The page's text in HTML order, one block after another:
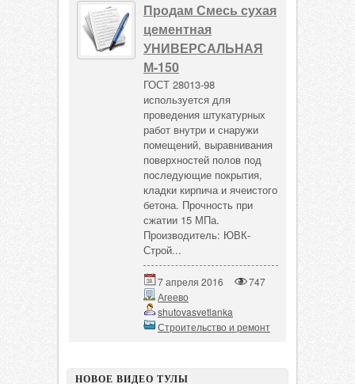
Продам Смесь сухая
цементная
УНИВЕРСАЛЬНАЯ
М-150
ГОСТ 28013-98
используется для
проведения штукатурных
работ внутри и снаружи
помещений, выравнивания
поверхностей полов под
последующие покрытия,
кладки кирпича и ячеистого
бетона. Прочность при
сжатии 15 МПа.
Производитель: ЮВК-
Строй...
7 апреля 2016
747
Агеево
shutovasvetlanka
Строительство и ремонт
НОВОЕ ВИДЕО ТУЛЫ